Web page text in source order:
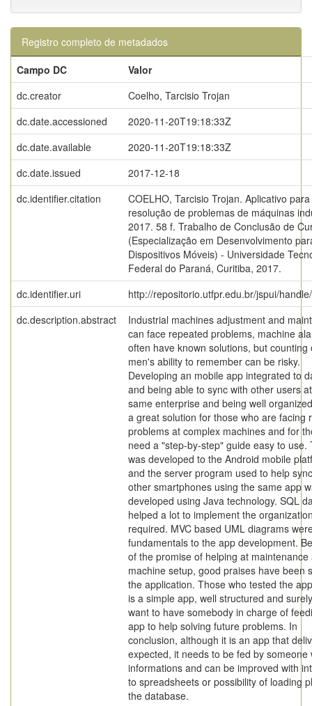
Registro completo de metadados
Campo DC
Valor
dc.creator
Coelho, Tarcisio Trojan
dc.date.accessioned
2020-11-20T19:18:33Z
dc.date.available
2020-11-20T19:18:33Z
dc.date.issued
2017-12-18
dc.identifier.citation
COELHO, Tarcisio Trojan. Aplicativo para
resolução de problemas de máquinas
2017. 58 f. Trabalho de Conclusão de
(Especialização em Desenvolvimento
Dispositivos Móveis) - Universidade
Federal do Paraná, Curitiba, 2017.
dc.identifier.uri
http://repositorio.utfpr.edu.br/jspui/
dc.description.abstract
Industrial machines adjustment and
can face repeated problems, machine
often have known solutions, but counting
men's ability to remember can be risky.
Developing an mobile app integrated to
and being able to sync with other users
same enterprise and being well
a great solution for those who are facing
problems at complex machines and for
need a "step-by-step" guide easy to use.
was developed to the Android mobile
and the server program used to help
other smartphones using the same app
developed using Java technology. SQL
helped a lot to implement the
required. MVC based UML diagrams
fundamentals to the app development.
of the promise of helping at maintenance
machine setup, good praises have been
the application. Those who tested the
is a simple app, well structured and
want to have somebody in charge of
app to help solving future problems. In
conclusion, although it is an app that
expected, it needs to be fed by someone
informations and can be improved with
to spreadsheets or possibility of loading
the database.